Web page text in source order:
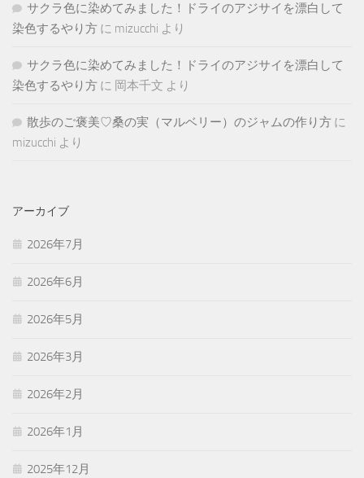
サクラ色に染めてみました！ドライのアジサイを漂白して
染色するやり方 に mizucchi より
サクラ色に染めてみました！ドライのアジサイを漂白して
染色するやり方 に 岡本千文 より
散歩のご褒美♡桑の実（マルベリー）のジャムの作り方 に
mizucchi より
アーカイブ
2026年7月
2026年6月
2026年5月
2026年3月
2026年2月
2026年1月
2025年12月